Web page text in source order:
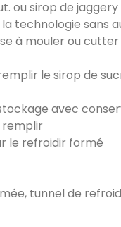
ou sirop de
technologie sans
à mouler ou
le sirop de
avec
le refroidir formé
tunnel de